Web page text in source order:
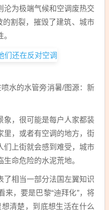
沦为极端气候和空调废热交
的割裂，摧毁了建筑、城市
水的水管旁消暑/图源：新
象，很可能是每户人家都装
里，或者有空调的地方，街
们上街就会感到难受，城市
命危险的水泥荒地。
了相当一部分法国左翼知识
来，要是巴黎“迪拜化”，将
清楚，到底想生活在什么